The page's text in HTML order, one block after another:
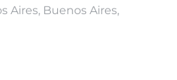
Aires, Buenos Aires,